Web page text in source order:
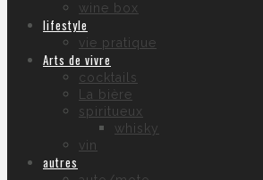
wine box
lifestyle
vie pratique
Arts de vivre
cocktails
La bière
spiritueux
whisky
vin
autres